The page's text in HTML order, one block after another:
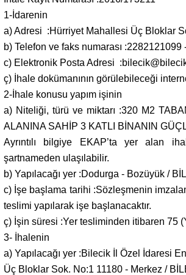
1-İdarenin
a) Adresi :Hürriyet Mahallesi Üç Bloklar
b) Telefon ve faks numarası
c) Elektronik Posta Adresi :
ç) İhale dokümanının görülebileceği
2-İhale konusu yapım işinin
a) Niteliği, türü ve miktarı :320 M2
ALANINA SAHİP 3 KATLI BİNANIN
Ayrıntılı bilgiye EKAP’ta yer alan
şartnameden ulaşılabilir.
b) Yapılacağı yer :Dodurga - Bozüyük /
c) İşe başlama tarihi :Sözleşmenin
teslimi yapılarak işe başlanacaktır.
ç) İşin süresi :Yer tesliminden itibaren 75
3- İhalenin
a) Yapılacağı yer :Bilecik İl Özel İdaresi
Üç Bloklar Sok. No:1 11180 - Merkez /